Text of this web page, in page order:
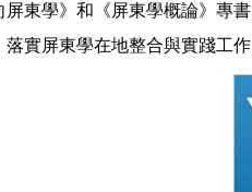
東學》和《屏東學概論》專
實屏東學在地整合與實踐工